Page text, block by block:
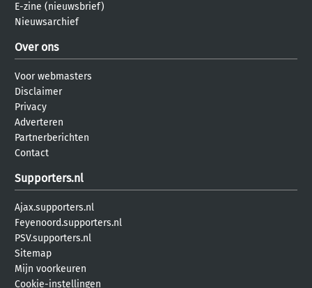
E-zine (nieuwsbrief)
Nieuwsarchief
Over ons
Voor webmasters
Disclaimer
Privacy
Adverteren
Partnerberichten
Contact
Supporters.nl
Ajax.supporters.nl
Feyenoord.supporters.nl
PSV.supporters.nl
Sitemap
Mijn voorkeuren
Cookie-instellingen